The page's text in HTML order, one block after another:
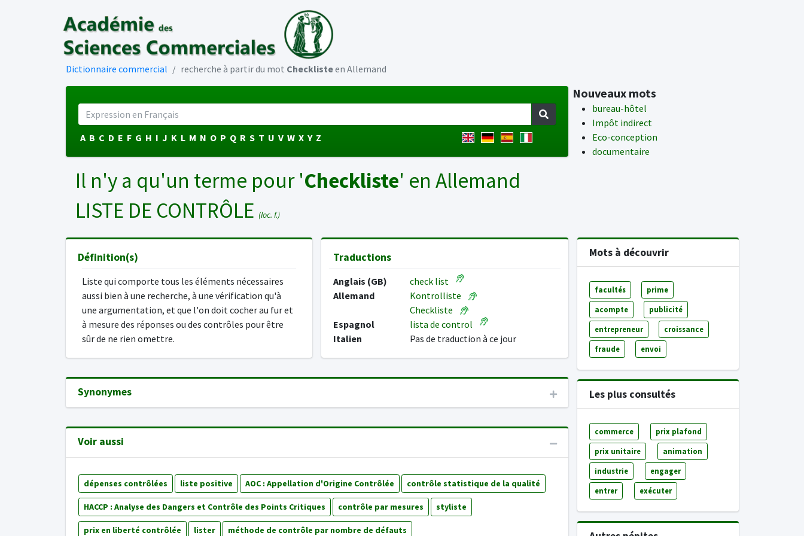
Dictionnaire commercial recherche à partir du mot Checklisteen Allemand
A B C D E F G H I J K L M N O P Q R S T U V W X Y Z
Nouveaux mots
bureau-hôtel
Impôt indirect
Eco-conception
documentaire
Il n'y a qu'un terme pour 'Checkliste' en Allemand
LISTE DE CONTRÔLE (loc. f.)
Définition(s)
Liste qui comporte tous les éléments nécessaires
aussi bien à une recherche, à une vérification qu'à
une argumentation, et que l'on doit cocher au fur et
à mesure des réponses ou des contrôles pour être
sûr de ne rien omettre.
Traductions
Anglais (GB)
check list
Allemand
Kontrolliste
Checkliste
Espagnol
lista de control
Italien
Pas de traduction à ce jour
Synonymes
Voir aussi
dépenses contrôlées liste positive AOC : Appellation d'Origine Contrôlée contrôle statistique de la qualité
HACCP : Analyse des Dangers et Contrôle des Points Critiques contrôle par mesures styliste
prix en liberté contrôlée lister méthode de contrôle par nombre de défauts
Mots à découvrir
facultés prime
acompte publicité
entrepreneur croissance
fraude envoi
Les plus consultés
commerce prix plafond
prix unitaire animation
industrie engager
entrer exécuter